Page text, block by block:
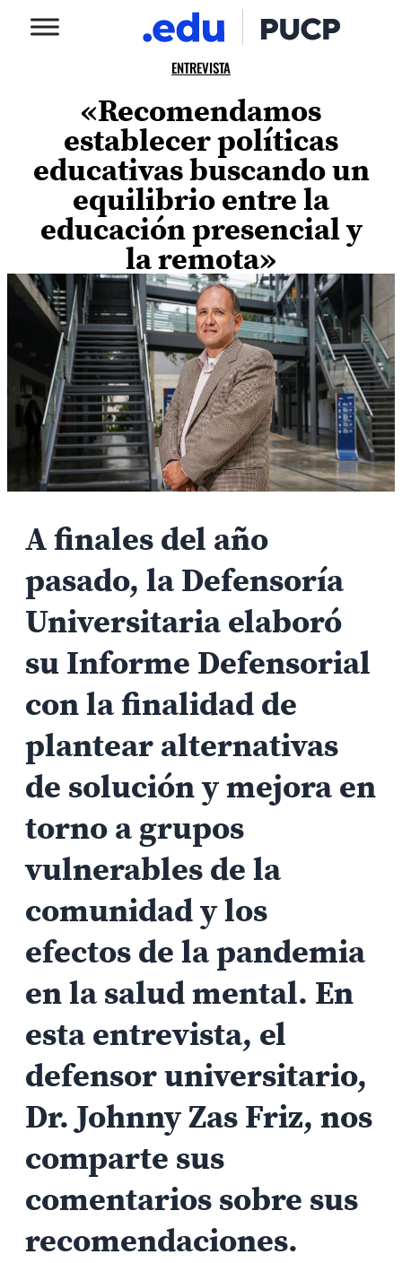
ENTREVISTA
«Recomendamos
establecer políticas
educativas buscando un
equilibrio entre la
educación presencial y
la remota»
A finales del año
pasado, la Defensoría
Universitaria elaboró
su Informe Defensorial
con la finalidad de
plantear alternativas
de solución y mejora en
torno a grupos
vulnerables de la
comunidad y los
efectos de la pandemia
en la salud mental. En
esta entrevista, el
defensor universitario,
Dr. Johnny Zas Friz, nos
comparte sus
comentarios sobre sus
recomendaciones.